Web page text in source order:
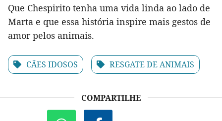
Que Chespirito tenha uma vida linda ao lado de
Marta e que essa história inspire mais gestos de
amor pelos animais.
CÃES IDOSOS RESGATE DE ANIMAIS
COMPARTILHE